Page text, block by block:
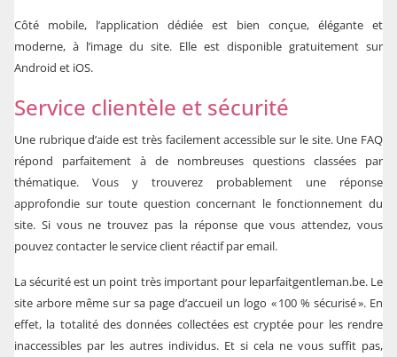
Côté mobile, l’application dédiée est bien conçue, élégante et
moderne, à l’image du site. Elle est disponible gratuitement sur
Android et iOS.
Service clientèle et sécurité
Une rubrique d’aide est très facilement accessible sur le site. Une FAQ
répond parfaitement à de nombreuses questions classées par
thématique. Vous y trouverez probablement une réponse
approfondie sur toute question concernant le fonctionnement du
site. Si vous ne trouvez pas la réponse que vous attendez, vous
pouvez contacter le service client réactif par email.
La sécurité est un point très important pour leparfaitgentleman.be. Le
site arbore même sur sa page d’accueil un logo « 100 % sécurisé ». En
effet, la totalité des données collectées est cryptée pour les rendre
inaccessibles par les autres individus. Et si cela ne vous suffit pas,